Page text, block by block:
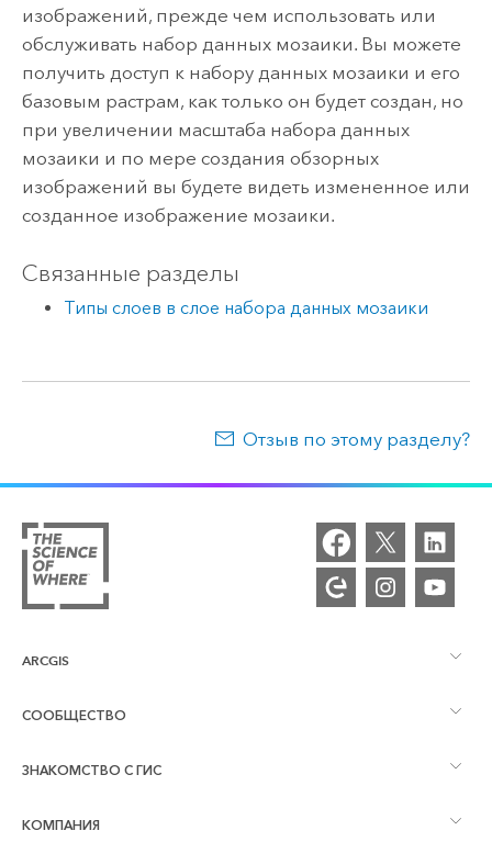
изображений, прежде чем использовать или
обслуживать набор данных мозаики. Вы можете
получить доступ к набору данных мозаики и его
базовым растрам, как только он будет создан, но
при увеличении масштаба набора данных
мозаики и по мере создания обзорных
изображений вы будете видеть измененное или
созданное изображение мозаики.
Связанные разделы
Типы слоев в слое набора данных мозаики
Отзыв по этому разделу?
ARCGIS
Обзор ArcGIS
Картография
СООБЩЕСТВО
Сообщества и форумы
Блог ArcGIS
ЗНАКОМСТВО С ГИС
Что такое ГИС?
КОМПАНИЯ